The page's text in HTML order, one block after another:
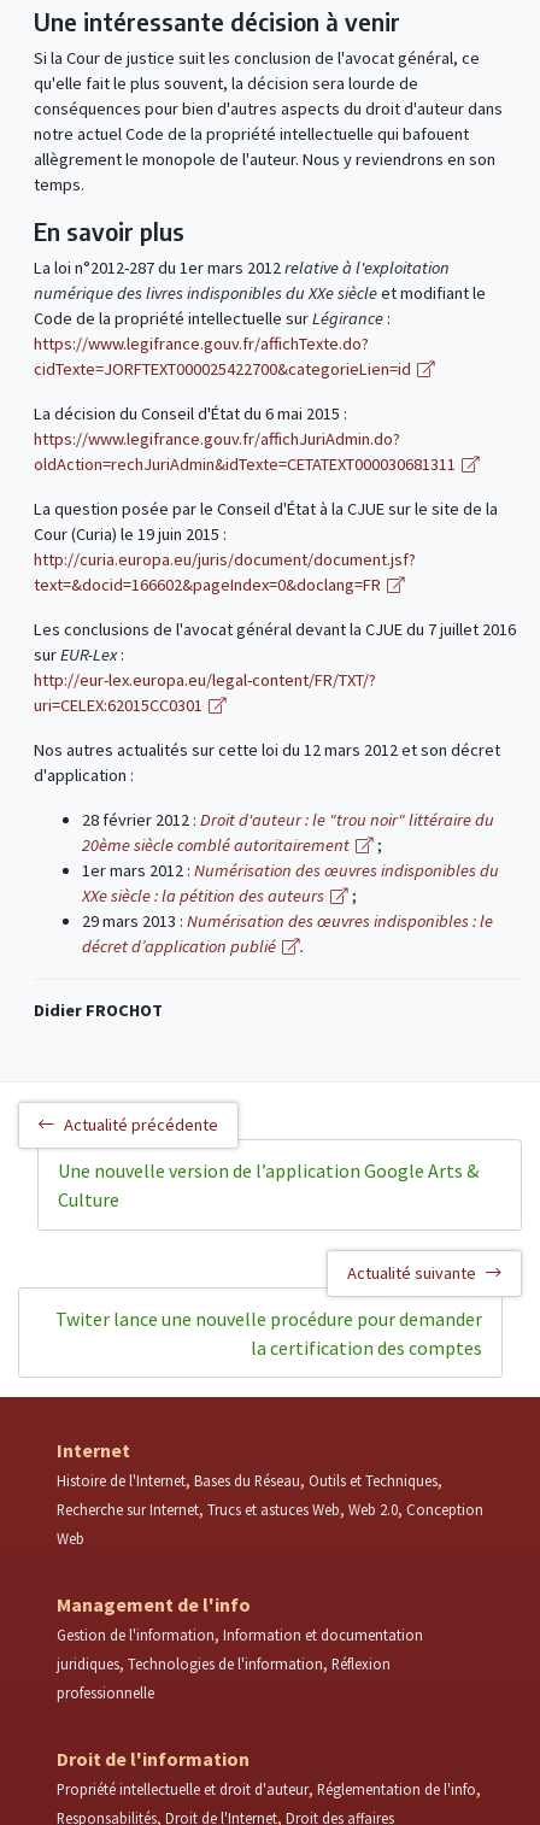
Une intéressante décision à venir
Si la Cour de justice suit les conclusion de l'avocat général, ce
qu'elle fait le plus souvent, la décision sera lourde de
conséquences pour bien d'autres aspects du droit d'auteur dans
notre actuel Code de la propriété intellectuelle qui bafouent
allègrement le monopole de l'auteur. Nous y reviendrons en son
temps.
En savoir plus
La loi n°2012-287 du 1er mars 2012relative à l'exploitation
numérique des livres indisponibles du XXe siècleet modifiant le
Code de la propriété intellectuelle surLégirance:
https://www.legifrance.gouv.fr/affichTexte.do?
cidTexte=JORFTEXT000025422700&categorieLien=id
La décision du Conseil d'État du 6 mai 2015 :
https://www.legifrance.gouv.fr/affichJuriAdmin.do?
oldAction=rechJuriAdmin&idTexte=CETATEXT000030681311
La question posée par le Conseil d'État à la CJUE sur le site de la
Cour (Curia) le 19 juin 2015 :
http://curia.europa.eu/juris/document/document.jsf?
text=&docid=166602&pageIndex=0&doclang=FR
Les conclusions de l'avocat général devant la CJUE du 7 juillet 2016
surEUR-Lex:
http://eur-lex.europa.eu/legal-content/FR/TXT/?
uri=CELEX:62015CC0301
Nos autres actualités sur cette loi du 12 mars 2012 et son décret
d'application :
28 février 2012 : Droit d'auteur : le "trou noir" littéraire du
20ème siècle comblé autoritairement
;
1er mars 2012 : Numérisation des œuvres indisponibles du
XXe siècle : la pétition des auteurs
;
29 mars 2013 : Numérisation des œuvres indisponibles : le
décret d’application publié
.
Didier FROCHOT
Actualité précédente
Une nouvelle version de l’application Google Arts &
Culture
Actualité suivante
Twiter lance une nouvelle procédure pour demander
la certification des comptes
Internet
Histoire de l'Internet Bases du Réseau Outils et Techniques
Recherche sur Internet Trucs et astuces Web Web 2.0 Conception
Web
Management de l'info
Gestion de l'information Information et documentation
juridiques Technologies de l'information Réflexion
professionnelle
Droit de l'information
Propriété intellectuelle et droit d'auteur Réglementation de l'info
Responsabilités Droit de l'Internet Droit des affaires